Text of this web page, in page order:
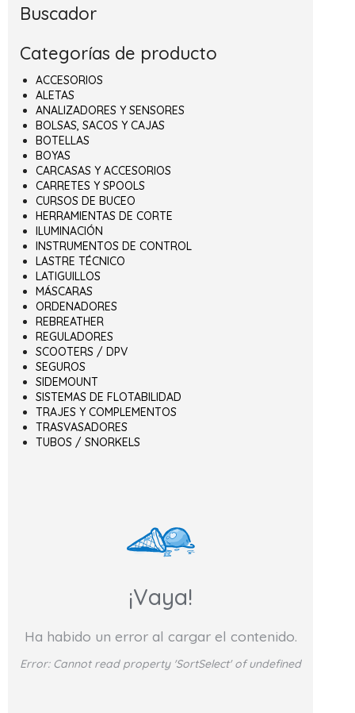
Buscador
Categorías de producto
ACCESORIOS
ALETAS
ANALIZADORES Y SENSORES
BOLSAS, SACOS Y CAJAS
BOTELLAS
BOYAS
CARCASAS Y ACCESORIOS
CARRETES Y SPOOLS
CURSOS DE BUCEO
HERRAMIENTAS DE CORTE
ILUMINACIÓN
INSTRUMENTOS DE CONTROL
LASTRE TÉCNICO
LATIGUILLOS
MÁSCARAS
ORDENADORES
REBREATHER
REGULADORES
SCOOTERS / DPV
SEGUROS
SIDEMOUNT
SISTEMAS DE FLOTABILIDAD
TRAJES Y COMPLEMENTOS
TRASVASADORES
TUBOS / SNORKELS
¡Vaya!
Ha habido un error al cargar el contenido.
Error: Cannot read property 'SortSelect' of undefined